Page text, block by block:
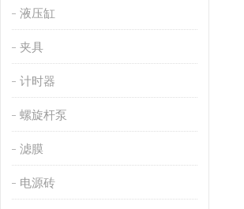
液压缸
夹具
计时器
螺旋杆泵
滤膜
电源砖